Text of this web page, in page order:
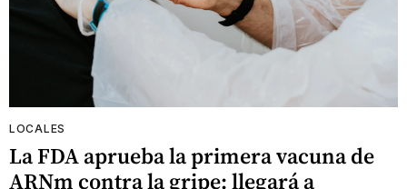
LOCALES
La FDA aprueba la primera vacuna de
ARNm contra la gripe: llegará a